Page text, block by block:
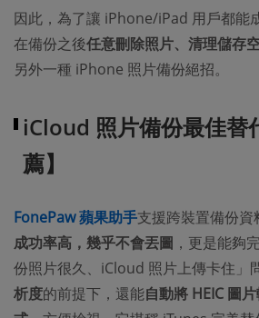
因此，為了讓 iPhone/iPad 用戶都能
在備份之後任意刪除照片、清理儲存
另外一種 iPhone 照片備份絕招。
iCloud 照片備份最佳替
薦】
FonePaw 蘋果助手支援跨裝置備份資
成功率高，幾乎不會丟圖 ，更是能夠
份照片很久、iCloud 照片上傳卡住」
析度的前提下，還能自動將 HEIC 圖